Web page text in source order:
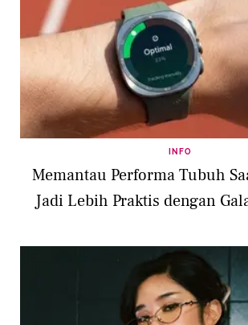
INFO
Memantau Performa Tubuh
Jadi Lebih Praktis dengan